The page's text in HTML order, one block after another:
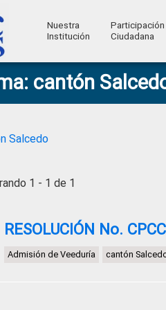
de
Nuestra
Institución
Participación
Ciudadana
cantón
Salcedo
1 - 1 de 1
RESOLUCIÓN No.
Admisión de Veeduría cantón